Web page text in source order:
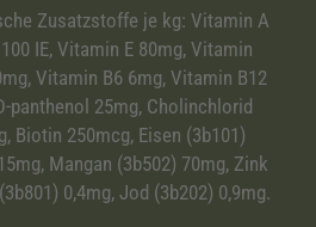
Zusatzstoffe je kg: Vitamin A
IE, Vitamin E 80mg, Vitamin
Vitamin B6 6mg, Vitamin B12
panthenol 25mg, Cholinchlorid
Biotin 250mcg, Eisen (3b101)
Mangan (3b502) 70mg, Zink
0,4mg, Jod (3b202) 0,9mg.